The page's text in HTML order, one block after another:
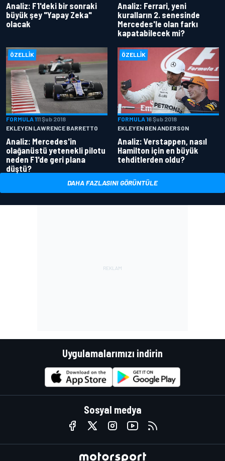
Analiz: F1'deki bir sonraki
büyük şey "Yapay Zeka"
olacak
Analiz: Ferrari, yeni
kuralların 2. senesinde
Mercedes'le olan farkı
kapatabilecek mi?
ÖZELLIK
FORMULA 111 Şub 2018
EKLEYEN LAWRENCE BARRETTO
Analiz: Mercedes'in
olağanüstü yetenekli pilotu
neden F1'de geri plana
düştü?
ÖZELLIK
FORMULA 16 Şub 2018
EKLEYEN BEN ANDERSON
Analiz: Verstappen, nasıl
Hamilton için en büyük
tehditlerden oldu?
DAHA FAZLASINI GÖRÜNTÜLE
Uygulamalarımızı indirin
Sosyal medya